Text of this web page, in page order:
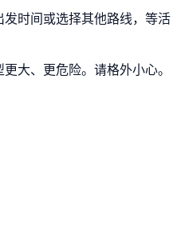
时间或选择其他路线，等活
大、更危险。请格外小心。